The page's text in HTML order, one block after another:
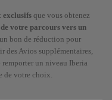
exclusifs que vous obtenez
de votre parcours vers un
un bon de réduction pour
des Avios supplémentaires,
un niveau Iberia
de votre choix.